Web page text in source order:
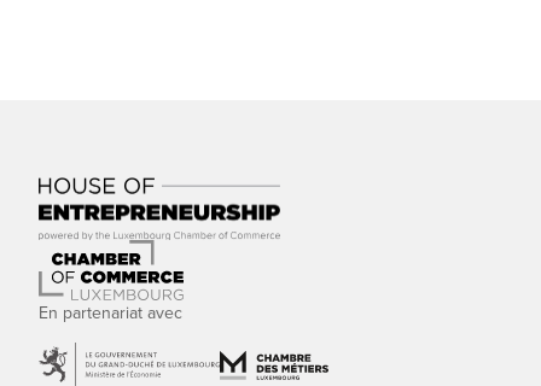
En partenariat avec